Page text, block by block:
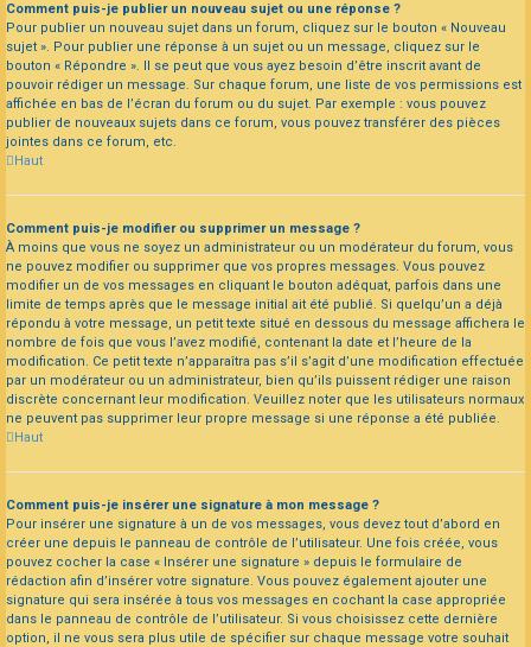
Comment puis-je publier un nouveau sujet ou une réponse ?
Pour publier un nouveau sujet dans un forum, cliquez sur le bouton « Nouveau
sujet ». Pour publier une réponse à un sujet ou un message, cliquez sur le
bouton « Répondre ». Il se peut que vous ayez besoin d’être inscrit avant de
pouvoir rédiger un message. Sur chaque forum, une liste de vos permissions est
affichée en bas de l’écran du forum ou du sujet. Par exemple : vous pouvez
publier de nouveaux sujets dans ce forum, vous pouvez transférer des pièces
jointes dans ce forum, etc.
Haut
Comment puis-je modifier ou supprimer un message ?
À moins que vous ne soyez un administrateur ou un modérateur du forum, vous
ne pouvez modifier ou supprimer que vos propres messages. Vous pouvez
modifier un de vos messages en cliquant le bouton adéquat, parfois dans une
limite de temps après que le message initial ait été publié. Si quelqu’un a déjà
répondu à votre message, un petit texte situé en dessous du message affichera le
nombre de fois que vous l’avez modifié, contenant la date et l’heure de la
modification. Ce petit texte n’apparaîtra pas s’il s’agit d’une modification effectuée
par un modérateur ou un administrateur, bien qu’ils puissent rédiger une raison
discrète concernant leur modification. Veuillez noter que les utilisateurs normaux
ne peuvent pas supprimer leur propre message si une réponse a été publiée.
Haut
Comment puis-je insérer une signature à mon message ?
Pour insérer une signature à un de vos messages, vous devez tout d’abord en
créer une depuis le panneau de contrôle de l’utilisateur. Une fois créée, vous
pouvez cocher la case « Insérer une signature » depuis le formulaire de
rédaction afin d’insérer votre signature. Vous pouvez également ajouter une
signature qui sera insérée à tous vos messages en cochant la case appropriée
dans le panneau de contrôle de l’utilisateur. Si vous choisissez cette dernière
option, il ne vous sera plus utile de spécifier sur chaque message votre souhait